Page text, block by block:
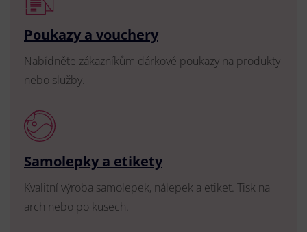
Poukazy a vouchery
Nabídněte zákazníkům dárkové poukazy na produkty
nebo služby.
Samolepky a etikety
Kvalitní výroba samolepek, nálepek a etiket. Tisk na
arch nebo po kusech.